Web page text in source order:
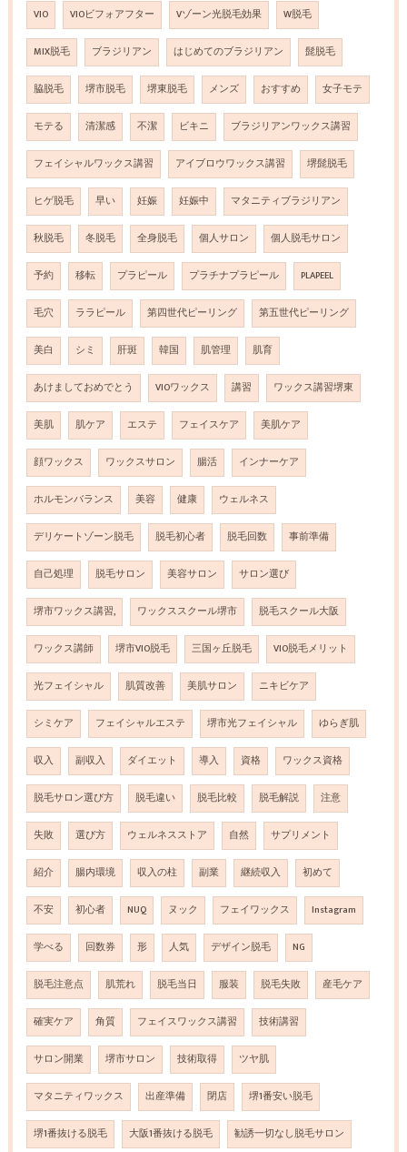
VIO VIOビフォアフター Vゾーン光脱毛効果 W脱毛
MIX脱毛 ブラジリアン はじめてのブラジリアン 髭脱毛
脇脱毛 堺市脱毛 堺東脱毛 メンズ おすすめ 女子モテ
モテる 清潔感 不潔 ビキニ ブラジリアンワックス講習
フェイシャルワックス講習 アイブロウワックス講習 堺髭脱毛
ヒゲ脱毛 早い 妊娠 妊娠中 マタニティブラジリアン
秋脱毛 冬脱毛 全身脱毛 個人サロン 個人脱毛サロン
予約 移転 プラピール プラチナプラピール PLAPEEL
毛穴 ララピール 第四世代ピーリング 第五世代ピーリング
美白 シミ 肝斑 韓国 肌管理 肌育
あけましておめでとう VIOワックス 講習 ワックス講習堺東
美肌 肌ケア エステ フェイスケア 美肌ケア
顔ワックス ワックスサロン 腸活 インナーケア
ホルモンバランス 美容 健康 ウェルネス
デリケートゾーン脱毛 脱毛初心者 脱毛回数 事前準備
自己処理 脱毛サロン 美容サロン サロン選び
堺市ワックス講習, ワックススクール堺市 脱毛スクール大阪
ワックス講師 堺市VIO脱毛 三国ヶ丘脱毛 VIO脱毛メリット
光フェイシャル 肌質改善 美肌サロン ニキビケア
シミケア フェイシャルエステ 堺市光フェイシャル ゆらぎ肌
収入 副収入 ダイエット 導入 資格 ワックス資格
脱毛サロン選び方 脱毛違い 脱毛比較 脱毛解説 注意
失敗 選び方 ウェルネスストア 自然 サプリメント
紹介 腸内環境 収入の柱 副業 継続収入 初めて
不安 初心者 NUQ ヌック フェイワックス Instagram
学べる 回数券 形 人気 デザイン脱毛 NG
脱毛注意点 肌荒れ 脱毛当日 服装 脱毛失敗 産毛ケア
確実ケア 角質 フェイスワックス講習 技術講習
サロン開業 堺市サロン 技術取得 ツヤ肌
マタニティワックス 出産準備 閉店 堺1番安い脱毛
堺1番抜ける脱毛 大阪1番抜ける脱毛 勧誘一切なし脱毛サロン